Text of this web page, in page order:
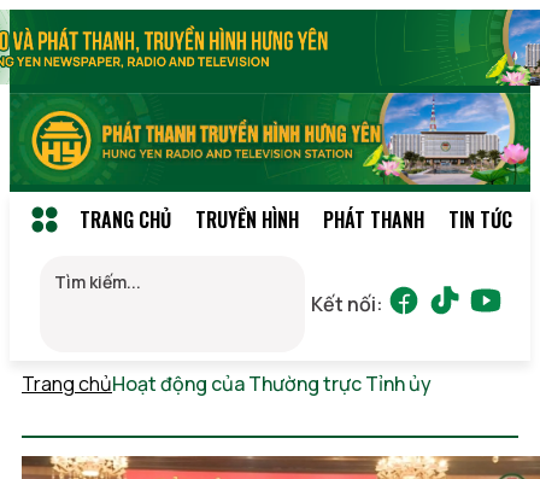
TRANG CHỦ TRUYỀN HÌNH PHÁT THANH TIN TỨC
Kết nối:
Trang chủHoạt động của Thường trực Tỉnh ủy